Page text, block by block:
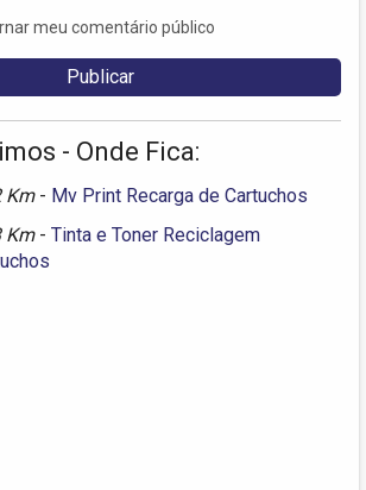
meu comentário público
- Onde Fica:
Km - Mv Print Recarga de Cartuchos
Km - Tinta e Toner Reciclagem